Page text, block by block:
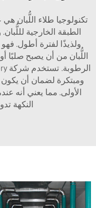
تكنولوجيا طلاء اللُّبان
الطبقة الخارجية
ولذيذًا لفترة أطول.
اللُّبان من أن يصبح صلبًا
ومبتكرة لضمان أن
الأولى. مما يعني أنه
النكهة